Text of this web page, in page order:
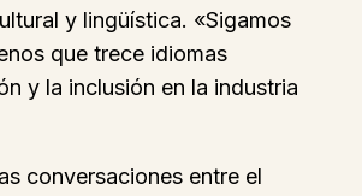
y lingüística. «Sigamos
que trece idiomas
y la inclusión en la industria
conversaciones entre el